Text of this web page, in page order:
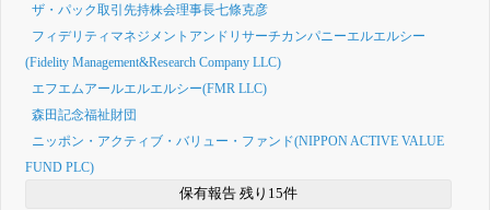
ザ・パック取引先持株会理事長七條克彦
フィデリティマネジメントアンドリサーチカンパニーエルエルシー
(Fidelity Management&Research Company LLC)
エフエムアールエルエルシー(FMR LLC)
森田記念福祉財団
ニッポン・アクティブ・バリュー・ファンド(NIPPON ACTIVE VALUE
FUND PLC)
保有報告 残り15件